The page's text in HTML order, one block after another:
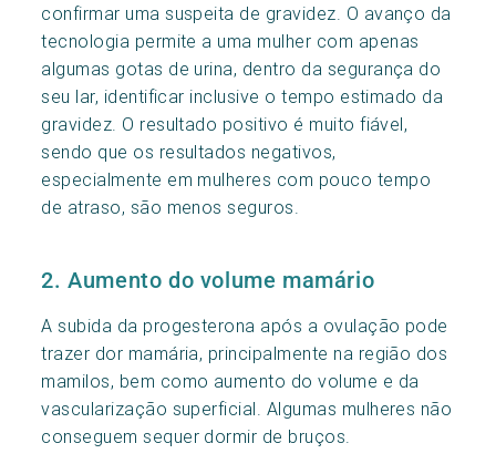
confirmar uma suspeita de gravidez. O avanço da
tecnologia permite a uma mulher com apenas
algumas gotas de urina, dentro da segurança do
seu lar, identificar inclusive o tempo estimado da
gravidez. O resultado positivo é muito fiável,
sendo que os resultados negativos,
especialmente em mulheres com pouco tempo
de atraso, são menos seguros.
2. Aumento do volume mamário
A subida da progesterona após a ovulação pode
trazer dor mamária, principalmente na região dos
mamilos, bem como aumento do volume e da
vascularização superficial. Algumas mulheres não
conseguem sequer dormir de bruços.